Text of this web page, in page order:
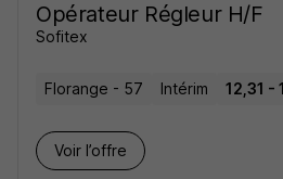
Opérateur Régleur H/F
Sofitex
Florange - 57 Intérim 12,31 -
Voir l’offre